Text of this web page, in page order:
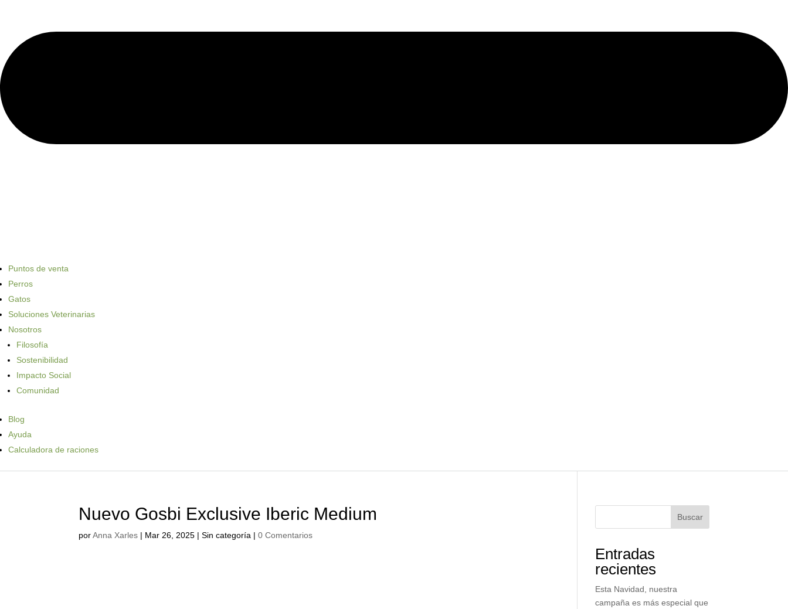
Puntos de venta
Perros
Gatos
Soluciones Veterinarias
Nosotros
Filosofía
Sostenibilidad
Impacto Social
Comunidad
Blog
Ayuda
Calculadora de raciones
Nuevo Gosbi Exclusive Iberic Medium
porAnna Xarles | Mar 26, 2025 | Sin categoría |0 Comentarios
Buscar
Entradas
recientes
Esta Navidad, nuestra
campaña es más especial que